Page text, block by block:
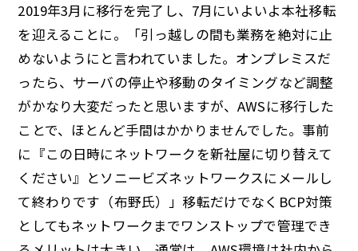
2019年3月に移行を完了し、7月にいよいよ本社移転
を迎えることに。「引っ越しの間も業務を絶対に止
めないようにと言われていました。オンプレミスだ
ったら、サーバの停止や移動のタイミングなど調整
がかなり大変だったと思いますが、AWSに移行した
ことで、ほとんど手間はかかりませんでした。事前
に『この日時にネットワークを新社屋に切り替えて
ください』とソニービズネットワークスにメールし
て終わりです（布野氏）」移転だけでなくBCP対策
としてもネットワークまでワンストップで管理でき